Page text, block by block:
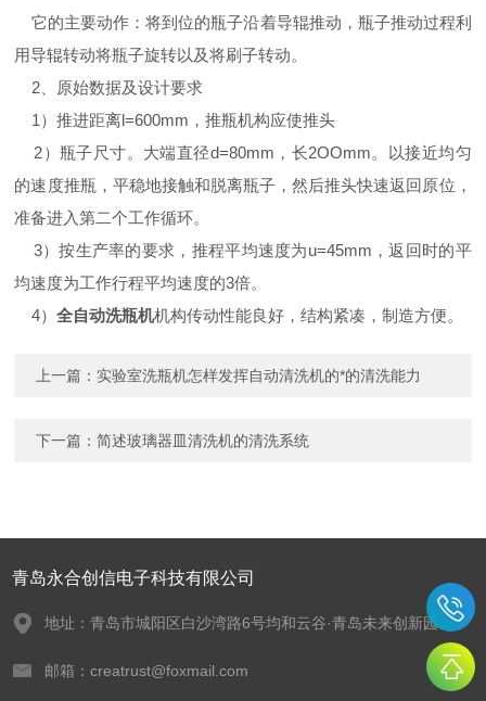
它的主要动作：将到位的瓶子沿着导辊推动，瓶子推动过程利
用导辊转动将瓶子旋转以及将刷子转动。
2、原始数据及设计要求
1）推进距离l=600mm，推瓶机构应使推头
2）瓶子尺寸。大端直径d=80mm，长2OOmm。以接近均匀
的速度推瓶，平稳地接触和脱离瓶子，然后推头快速返回原位，
准备进入第二个工作循环。
3）按生产率的要求，推程平均速度为u=45mm，返回时的平
均速度为工作行程平均速度的3倍。
4）全自动洗瓶机机构传动性能良好，结构紧凑，制造方便。
上一篇： 实验室洗瓶机怎样发挥自动清洗机的*的清洗能力
下一篇：简述玻璃器皿清洗机的清洗系统
青岛永合创信电子科技有限公司
地址：青岛市城阳区白沙湾路6号均和云谷·青岛未来创新园
邮箱：creatrust@foxmail.com